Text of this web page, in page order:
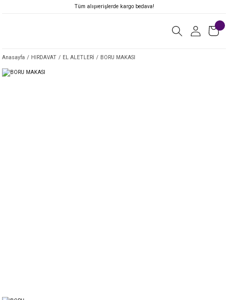
Tüm alışverişlerde kargo bedava!
Anasayfa HIRDAVAT EL ALETLERİ BORU MAKASI